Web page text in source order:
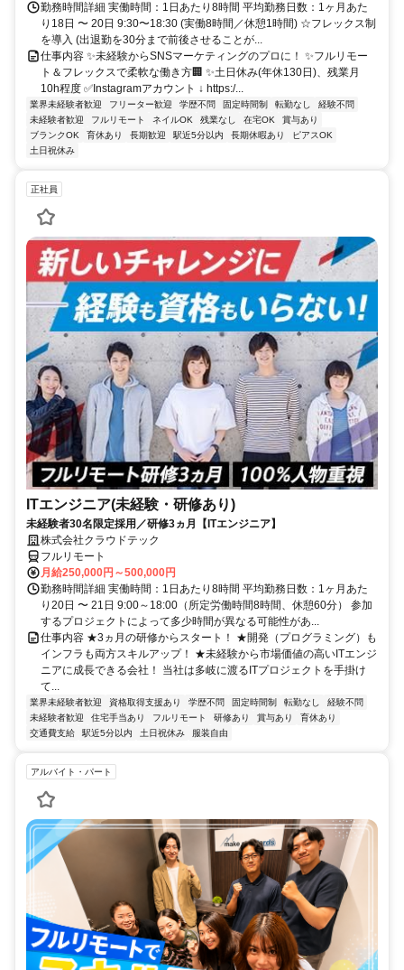
勤務時間詳細 実働時間：1日あたり8時間 平均勤務日数：1ヶ月あた
り18日 〜 20日 9:30〜18:30 (実働8時間／休憩1時間) ☆フレックス制
を導入 (出退勤を30分まで前後させることが...
仕事内容 ✨未経験からSNSマーケティングのプロに！ ✨フルリモー
ト＆フレックスで柔軟な働き方🏢 ✨土日休み(年休130日)、残業月
10h程度 ✅Instagramアカウント ↓ https:/...
業界未経験者歓迎 フリーター歓迎 学歴不問 固定時間制 転勤なし
経験不問
未経験者歓迎
フルリモート ネイルOK 残業なし 在宅OK
賞与あり
ブランクOK
育休あり 長期歓迎 駅近5分以内 長期休暇あり
ピアスOK
土日祝休み
正社員
ITエンジニア(未経験・研修あり)
未経験者30名限定採用／研修3ヵ月【ITエンジニア】
株式会社クラウドテック
フルリモート
月給250,000円～500,000円
勤務時間詳細 実働時間：1日あたり8時間 平均勤務日数：1ヶ月あた
り20日 〜 21日 9:00～18:00（所定労働時間8時間、休憩60分） 参加
するプロジェクトによって多少時間が異なる可能性があ...
仕事内容 ★3ヵ月の研修からスタート！ ★開発（プログラミング）も
インフラも両方スキルアップ！ ★未経験から市場価値の高いITエンジ
ニアに成長できる会社！ 当社は多岐に渡るITプロジェクトを手掛け
て...
業界未経験者歓迎 資格取得支援あり 学歴不問 固定時間制 転勤なし
経験不問
未経験者歓迎
住宅手当あり フルリモート 研修あり 賞与あり
育休あり
交通費支給
駅近5分以内 土日祝休み 服装自由
アルバイト・パート